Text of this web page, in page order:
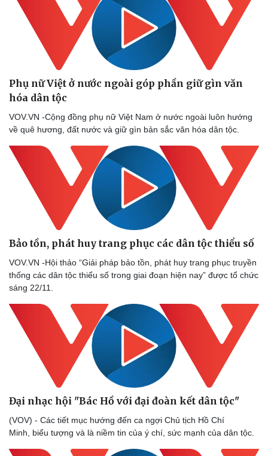
Doanh nghiệp
Thông tin doanh nghiệp
Doanh nghiệp 24h
Doanh nhân
Vì cộng đồng
Sành điệu
Tin Công nghệ
Trải nghiệm
Chuyển đổi số
Phụ nữ Việt ở nước ngoài góp phần giữ gìn văn
hóa dân tộc
VOV.VN -Cộng đồng phụ nữ Việt Nam ở nước ngoài luôn hướng
về quê hương, đất nước và giữ gìn bản sắc văn hóa dân tộc.
Bảo tồn, phát huy trang phục các dân tộc thiểu số
VOV.VN -Hội thảo “Giải pháp bảo tồn, phát huy trang phục truyền
thống các dân tộc thiểu số trong giai đoạn hiện nay” được tổ chức
sáng 22/11.
Đại nhạc hội "Bác Hồ với đại đoàn kết dân tộc"
(VOV) - Các tiết mục hướng đến ca ngợi Chủ tịch Hồ Chí
Minh, biểu tượng và là niềm tin của ý chí, sức mạnh của dân tộc.